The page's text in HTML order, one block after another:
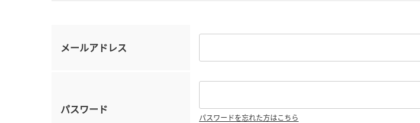
メールアドレス
パスワード
パスワードを忘れた方はこちら